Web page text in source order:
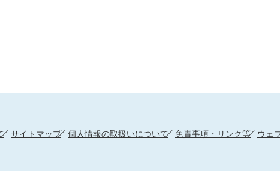
サイトマップ 個人情報の取扱いについて 免責事項・リンク等 ウェ